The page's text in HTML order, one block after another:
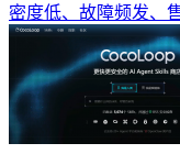
密度低、故障频发、